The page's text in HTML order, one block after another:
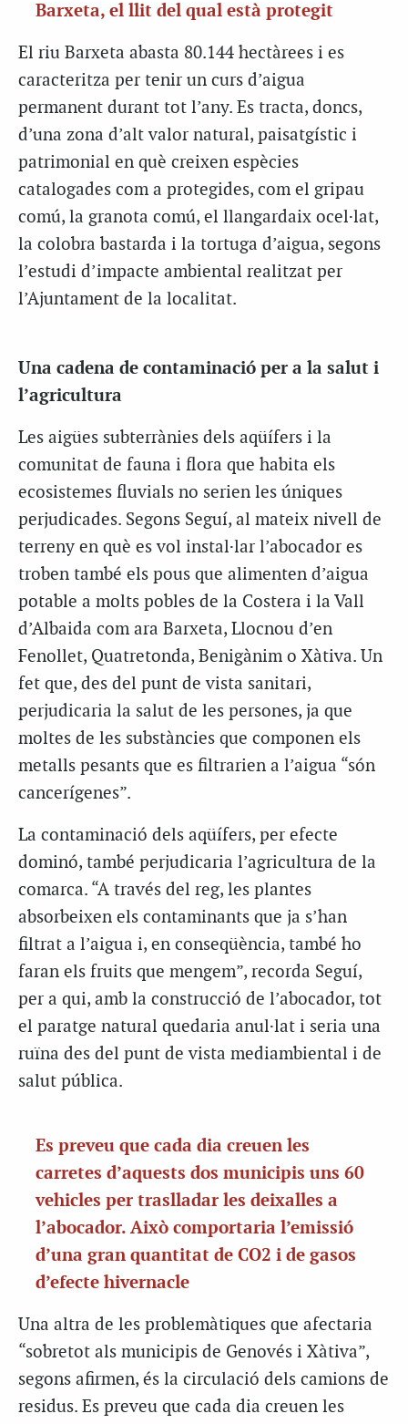
Barxeta, el llit del qual està protegit
El riu Barxeta abasta 80.144 hectàrees i es
caracteritza per tenir un curs d’aigua
permanent durant tot l’any. Es tracta, doncs,
d’una zona d’alt valor natural, paisatgístic i
patrimonial en què creixen espècies
catalogades com a protegides, com el gripau
comú, la granota comú, el llangardaix ocel·lat,
la colobra bastarda i la tortuga d’aigua, segons
l’estudi d’impacte ambiental realitzat per
l’Ajuntament de la localitat.
Una cadena de contaminació per a la salut i
l’agricultura
Les aigües subterrànies dels aqüífers i la
comunitat de fauna i flora que habita els
ecosistemes fluvials no serien les úniques
perjudicades. Segons Seguí, al mateix nivell de
terreny en què es vol instal·lar l’abocador es
troben també els pous que alimenten d’aigua
potable a molts pobles de la Costera i la Vall
d’Albaida com ara Barxeta, Llocnou d’en
Fenollet, Quatretonda, Benigànim o Xàtiva. Un
fet que, des del punt de vista sanitari,
perjudicaria la salut de les persones, ja que
moltes de les substàncies que componen els
metalls pesants que es filtrarien a l’aigua “són
cancerígenes”.
La contaminació dels aqüífers, per efecte
dominó, també perjudicaria l’agricultura de la
comarca. “A través del reg, les plantes
absorbeixen els contaminants que ja s’han
filtrat a l’aigua i, en conseqüència, també ho
faran els fruits que mengem”, recorda Seguí,
per a qui, amb la construcció de l’abocador, tot
el paratge natural quedaria anul·lat i seria una
ruïna des del punt de vista mediambiental i de
salut pública.
Es preveu que cada dia creuen les
carretes d’aquests dos municipis uns 60
vehicles per traslladar les deixalles a
l’abocador. Això comportaria l’emissió
d’una gran quantitat de CO2 i de gasos
d’efecte hivernacle
Una altra de les problemàtiques que afectaria
“sobretot als municipis de Genovés i Xàtiva”,
segons afirmen, és la circulació dels camions de
residus. Es preveu que cada dia creuen les